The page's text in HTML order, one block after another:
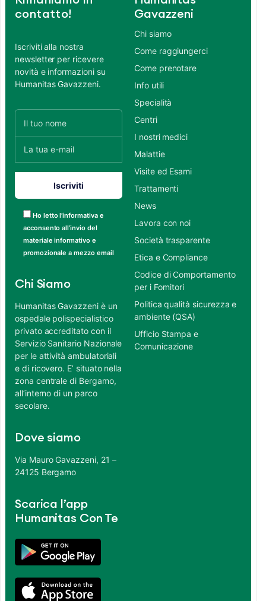
contatto!
Iscriviti alla nostra
newsletter per ricevere
novità e informazioni su
Humanitas Gavazzeni.
Ho letto l’informativa e
acconsento all’invio del
materiale informativo e
promozionale a mezzo email
Chi Siamo
Humanitas Gavazzeni è un
ospedale polispecialistico
privato accreditato con il
Servizio Sanitario Nazionale
per le attività ambulatoriali
e di ricovero. E’ situato nella
zona centrale di Bergamo,
all’interno di un parco
secolare.
Dove siamo
Via Mauro Gavazzeni, 21 –
24125 Bergamo
Scarica l’app
Humanitas Con Te
Gavazzeni
Chi siamo
Come raggiungerci
Come prenotare
Info utili
Specialità
Centri
I nostri medici
Malattie
Visite ed Esami
Trattamenti
News
Lavora con noi
Società trasparente
Etica e Compliance
Codice di Comportamento
per i Fornitori
Politica qualità sicurezza e
ambiente (QSA)
Ufficio Stampa e
Comunicazione